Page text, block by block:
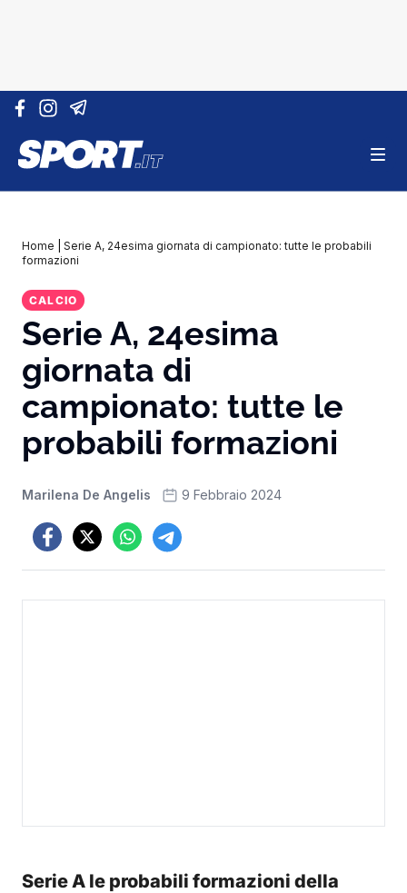
Vai al contenuto
Home
Serie A, 24esima giornata di campionato: tutte le probabili
formazioni
CALCIO
Serie A, 24esima
giornata di
campionato: tutte le
probabili formazioni
Marilena De Angelis 9 Febbraio 2024
Serie A le probabili formazioni della